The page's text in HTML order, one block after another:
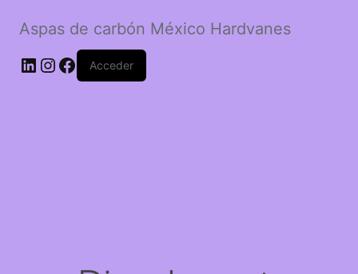
Aspas de carbón México Hardvanes
LinkedIn
Instagram
Facebook
Acceder